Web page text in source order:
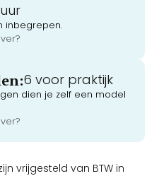
inbegrepen.
6 voor praktijk
dien je zelf een model
vrijgesteld van BTW in